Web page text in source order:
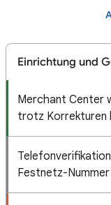
Einrichtung und
Merchant Center
trotz Korrekturen
Festnetz-